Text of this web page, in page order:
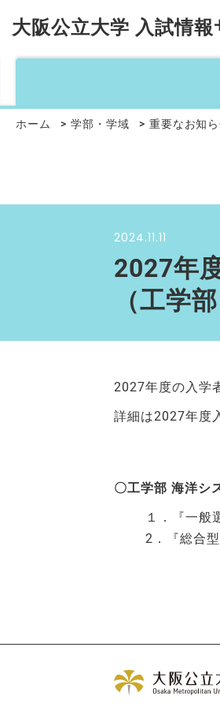
大阪公立大学 入試情報
ホーム 学部・学域 重要なお知
2024.11.11
2027年
（工学部
2027年度の入学
詳細は2027年度
〇工学部 海洋シ
１．『一般
2．『総合型